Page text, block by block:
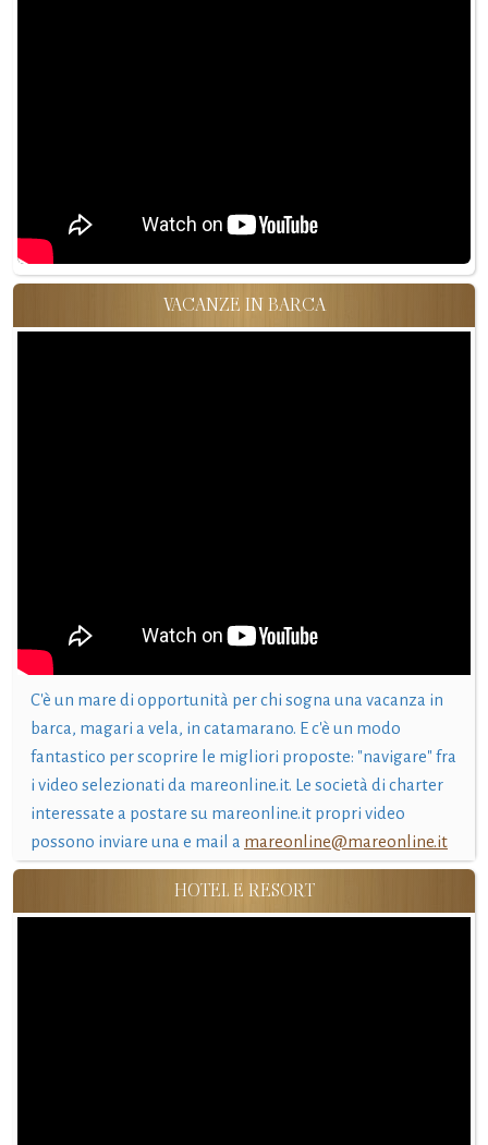
VACANZE IN BARCA
C'è un mare di opportunità per chi sogna una vacanza in
barca, magari a vela, in catamarano. E c'è un modo
fantastico per scoprire le migliori proposte: "navigare" fra
i video selezionati da mareonline.it. Le società di charter
interessate a postare su mareonline.it propri video
possono inviare una e mail a mareonline@mareonline.it
HOTEL E RESORT